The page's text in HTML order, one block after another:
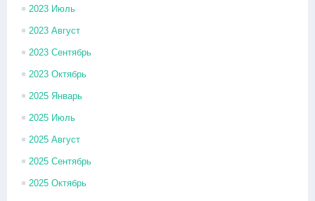
2023 Июль
2023 Август
2023 Сентябрь
2023 Октябрь
2025 Январь
2025 Июль
2025 Август
2025 Сентябрь
2025 Октябрь